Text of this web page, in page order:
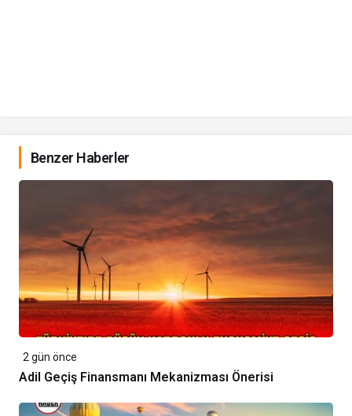
Benzer Haberler
2 gün önce
Adil Geçiş Finansmanı Mekanizması Önerisi